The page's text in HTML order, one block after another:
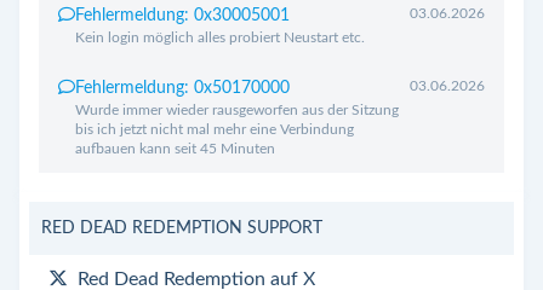
Fehlermeldung: 0x30005001
Kein login möglich alles probiert Neustart etc.
03.06.2026
Fehlermeldung: 0x50170000
Wurde immer wieder rausgeworfen aus der Sitzung
bis ich jetzt nicht mal mehr eine Verbindung
aufbauen kann seit 45 Minuten
03.06.2026
RED DEAD REDEMPTION SUPPORT
Red Dead Redemption auf X